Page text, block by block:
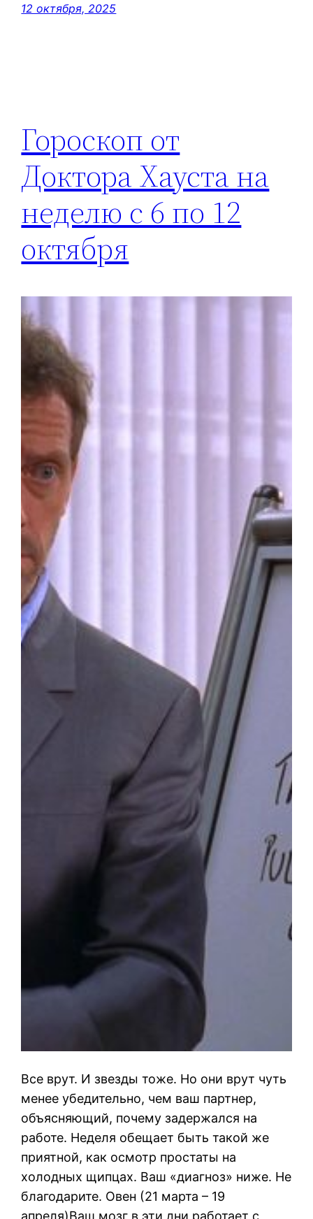
12 октября, 2025
Гороскоп от
Доктора Хауста на
неделю с 6 по 12
октября
Все врут. И звезды тоже. Но они врут чуть
менее убедительно, чем ваш партнер,
объясняющий, почему задержался на
работе. Неделя обещает быть такой же
приятной, как осмотр простаты на
холодных щипцах. Ваш «диагноз» ниже. Не
благодарите. Овен (21 марта – 19
апреля)Ваш мозг в эти дни работает с